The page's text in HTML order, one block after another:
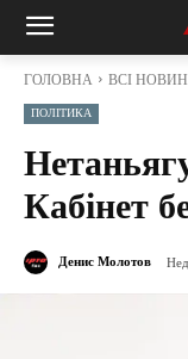
ГОЛОВНА ВСІ
ПОЛІТИКА
Кабінет
Денис Молотов